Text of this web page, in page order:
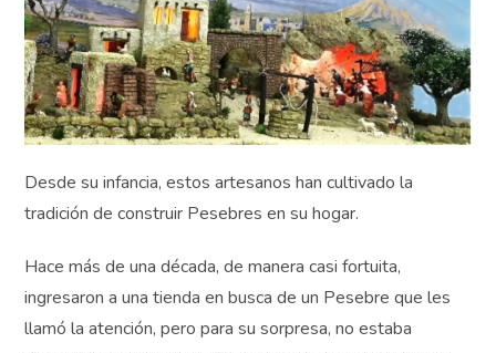
Desde su infancia, estos artesanos han cultivado la
tradición de construir Pesebres en su hogar.
Hace más de una década, de manera casi fortuita,
ingresaron a una tienda en busca de un Pesebre que les
llamó la atención, pero para su sorpresa, no estaba